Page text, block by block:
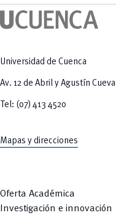
Universidad de Cuenca
Av. 12 de Abril y Agustín Cueva
Tel: (07) 413 4520
Mapas y direcciones
Oferta Académica
Investigación e innovación